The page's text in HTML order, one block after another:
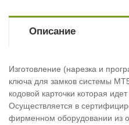
Описание
Изготовление (нарезка и
ключа для замков системы
кодовой карточки которая
Осуществляется в
фирменном оборудовании из